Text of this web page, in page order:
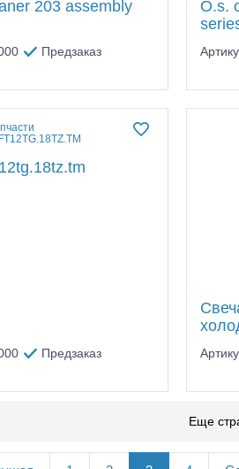
203 assembly
Предзаказ
O.s.
Предзаказ
Еще